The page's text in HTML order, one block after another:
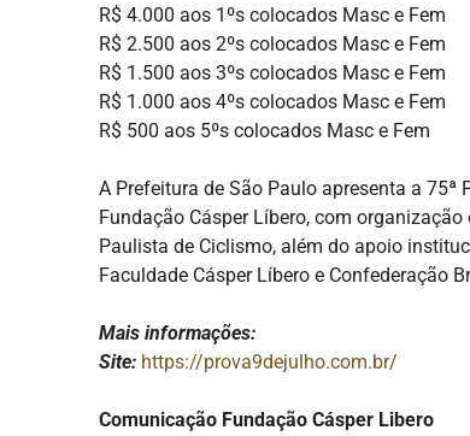
R$ 4.000 aos 1ºs colocados Masc e Fem
R$ 2.500 aos 2ºs colocados Masc e Fem
R$ 1.500 aos 3ºs colocados Masc e Fem
R$ 1.000 aos 4ºs colocados Masc e Fem
R$ 500 aos 5ºs colocados Masc e Fem
A Prefeitura de São Paulo apresenta a
Fundação Cásper Líbero, com
Paulista de Ciclismo, além do apoio
Faculdade Cásper Líbero e Confederação
Mais informações:
Site: https://prova9dejulho.com.br/
Comunicação Fundação Cásper Libero